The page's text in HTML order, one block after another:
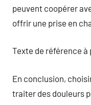
peuvent coopérer
offrir une prise en
Texte de référence à
En conclusion,
traiter des douleurs